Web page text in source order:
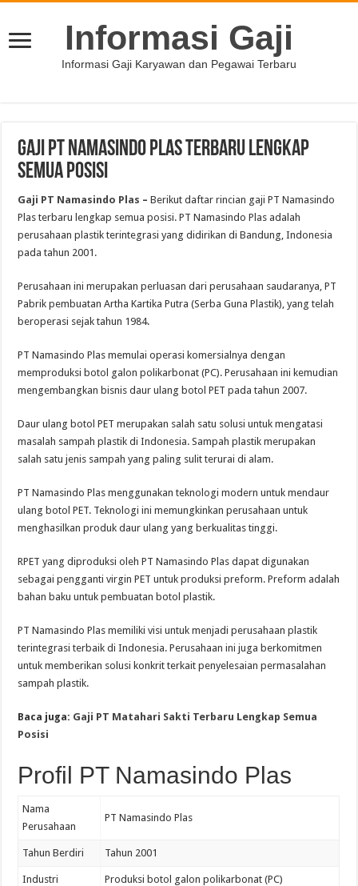
Informasi Gaji
Informasi Gaji Karyawan dan Pegawai Terbaru
Gaji PT Namasindo Plas Terbaru Lengkap
Semua Posisi
Gaji PT Namasindo Plas – Berikut daftar rincian gaji PT Namasindo
Plas terbaru lengkap semua posisi. PT Namasindo Plas adalah
perusahaan plastik terintegrasi yang didirikan di Bandung, Indonesia
pada tahun 2001.
Perusahaan ini merupakan perluasan dari perusahaan saudaranya, PT
Pabrik pembuatan Artha Kartika Putra (Serba Guna Plastik), yang telah
beroperasi sejak tahun 1984.
PT Namasindo Plas memulai operasi komersialnya dengan
memproduksi botol galon polikarbonat (PC). Perusahaan ini kemudian
mengembangkan bisnis daur ulang botol PET pada tahun 2007.
Daur ulang botol PET merupakan salah satu solusi untuk mengatasi
masalah sampah plastik di Indonesia. Sampah plastik merupakan
salah satu jenis sampah yang paling sulit terurai di alam.
PT Namasindo Plas menggunakan teknologi modern untuk mendaur
ulang botol PET. Teknologi ini memungkinkan perusahaan untuk
menghasilkan produk daur ulang yang berkualitas tinggi.
RPET yang diproduksi oleh PT Namasindo Plas dapat digunakan
sebagai pengganti virgin PET untuk produksi preform. Preform adalah
bahan baku untuk pembuatan botol plastik.
PT Namasindo Plas memiliki visi untuk menjadi perusahaan plastik
terintegrasi terbaik di Indonesia. Perusahaan ini juga berkomitmen
untuk memberikan solusi konkrit terkait penyelesaian permasalahan
sampah plastik.
Baca juga: Gaji PT Matahari Sakti Terbaru Lengkap Semua
Posisi
Profil PT Namasindo Plas
Nama
Perusahaan
PT Namasindo Plas
Tahun Berdiri Tahun 2001
Industri Produksi botol galon polikarbonat (PC)